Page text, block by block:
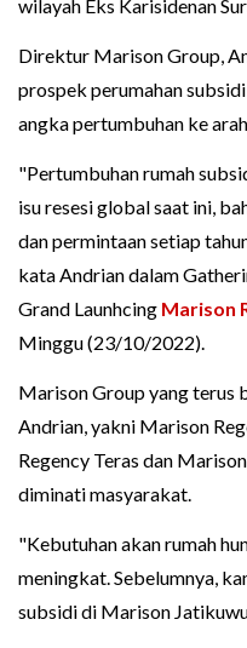
wilayah Eks Karisidenan
Direktur Marison Group,
prospek perumahan
angka pertumbuhan ke
"Pertumbuhan rumah
isu resesi global saat ini,
dan permintaan setiap
kata Andrian dalam
Grand Launhcing Marison
Minggu (23/10/2022).
Marison Group yang terus
Andrian, yakni Marison
Regency Teras dan
diminati masyarakat.
"Kebutuhan akan rumah
meningkat. Sebelumnya,
subsidi di Marison